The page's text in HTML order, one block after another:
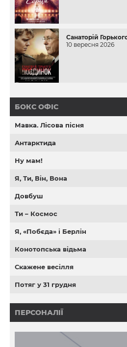
Санаторій
10 вересня 2026
БОКС ОФІС
Мавка. Лісова пісня
Антарктида
Ну мам!
Я, Ти, Він, Вона
Довбуш
Ти – Космос
Я, «Побєда» і Берлін
Конотопська відьма
Скажене весілля
Потяг у 31 грудня
ПЕРСОНАЛІЇ